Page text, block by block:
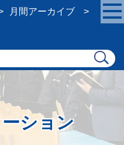
月間アーカイブ
ション